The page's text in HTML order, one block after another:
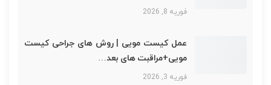
فوریه 8, 2026
عمل کیست مویی | روش های جراحی کیست
مویی+مراقبت های بعد…
فوریه 3, 2026